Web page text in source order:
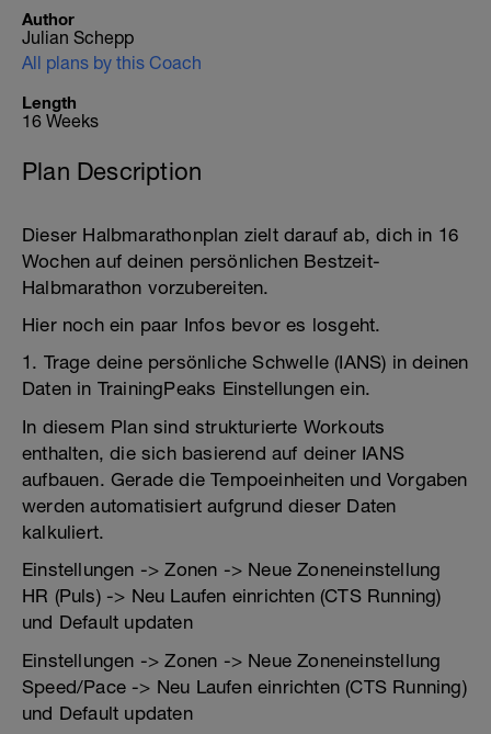
Author
Julian Schepp
All plans by this Coach
Length
16 Weeks
Plan Description
Dieser Halbmarathonplan zielt darauf ab, dich in 16
Wochen auf deinen persönlichen Bestzeit-
Halbmarathon vorzubereiten.
Hier noch ein paar Infos bevor es losgeht.
1. Trage deine persönliche Schwelle (IANS) in deinen
Daten in TrainingPeaks Einstellungen ein.
In diesem Plan sind strukturierte Workouts
enthalten, die sich basierend auf deiner IANS
aufbauen. Gerade die Tempoeinheiten und Vorgaben
werden automatisiert aufgrund dieser Daten
kalkuliert.
Einstellungen -> Zonen -> Neue Zoneneinstellung
HR (Puls) -> Neu Laufen einrichten (CTS Running)
und Default updaten
Einstellungen -> Zonen -> Neue Zoneneinstellung
Speed/Pace -> Neu Laufen einrichten (CTS Running)
und Default updaten